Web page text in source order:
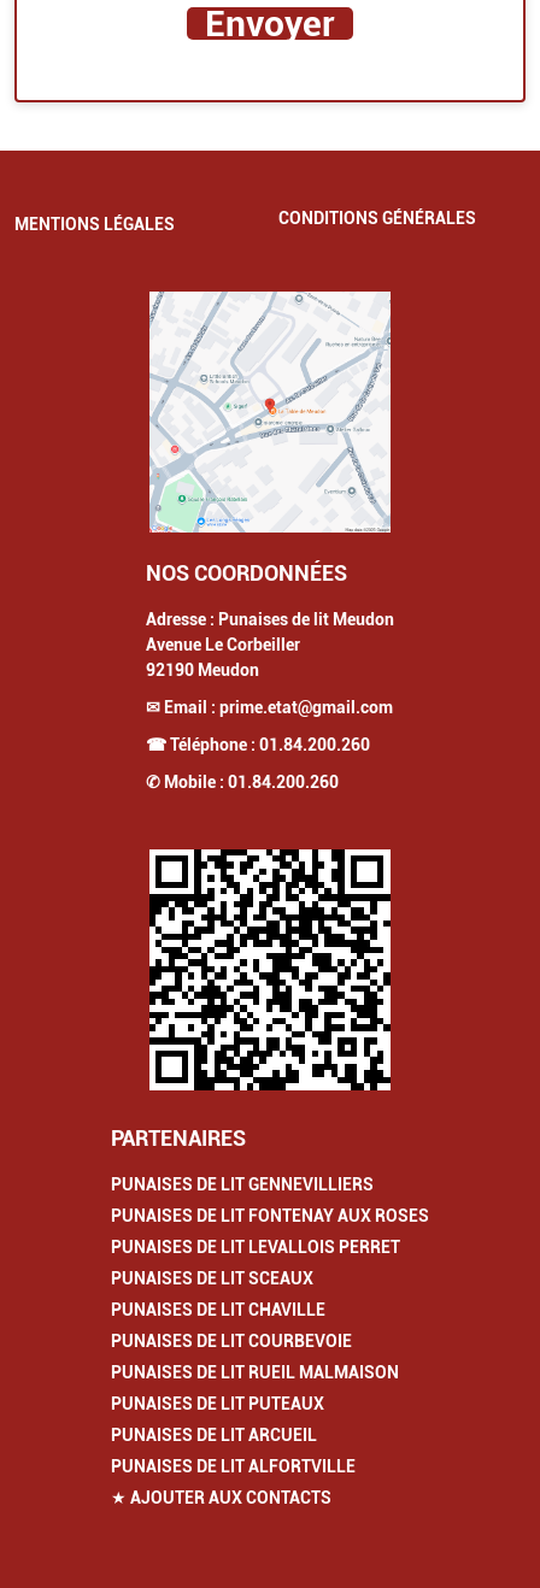
MENTIONS LÉGALES CONDITIONS GÉNÉRALES
NOS COORDONNÉES
Adresse : Punaises de lit Meudon
Avenue Le Corbeiller
92190 Meudon
✉ Email : prime.etat@gmail.com
☎ Téléphone : 01.84.200.260
✆ Mobile : 01.84.200.260
PARTENAIRES
PUNAISES DE LIT GENNEVILLIERS
PUNAISES DE LIT FONTENAY AUX ROSES
PUNAISES DE LIT LEVALLOIS PERRET
PUNAISES DE LIT SCEAUX
PUNAISES DE LIT CHAVILLE
PUNAISES DE LIT COURBEVOIE
PUNAISES DE LIT RUEIL MALMAISON
PUNAISES DE LIT PUTEAUX
PUNAISES DE LIT ARCUEIL
PUNAISES DE LIT ALFORTVILLE
★ AJOUTER AUX CONTACTS